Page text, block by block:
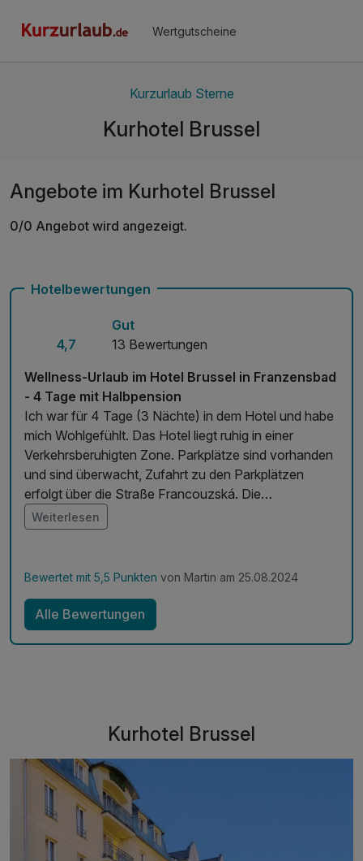
Wertgutscheine
Kurzurlaub Sterne
Kurhotel Brussel
Angebote im Kurhotel Brussel
0/0 Angebot wird angezeigt.
Hotelbewertungen
4,7
Gut
13 Bewertungen
Wellness-Urlaub im Hotel Brussel in Franzensbad
- 4 Tage mit Halbpension
Ich war für 4 Tage (3 Nächte) in dem Hotel und habe
mich Wohlgefühlt. Das Hotel liegt ruhig in einer
Verkehrsberuhigten Zone. Parkplätze sind vorhanden
und sind überwacht, Zufahrt zu den Parkplätzen
erfolgt über die Straße Francouzská. Die
Kuranwendungen waren angenehm und es wurde
immer gefragt ob alles in Ordnung ist. Pool hatte ich
war gut und ausreichend. Personal immer freundlich.
Weiterlesen
Bewertet mit 5,5 Punkten von Martin am 25.08.2024
Alle Bewertungen
Kurhotel Brussel